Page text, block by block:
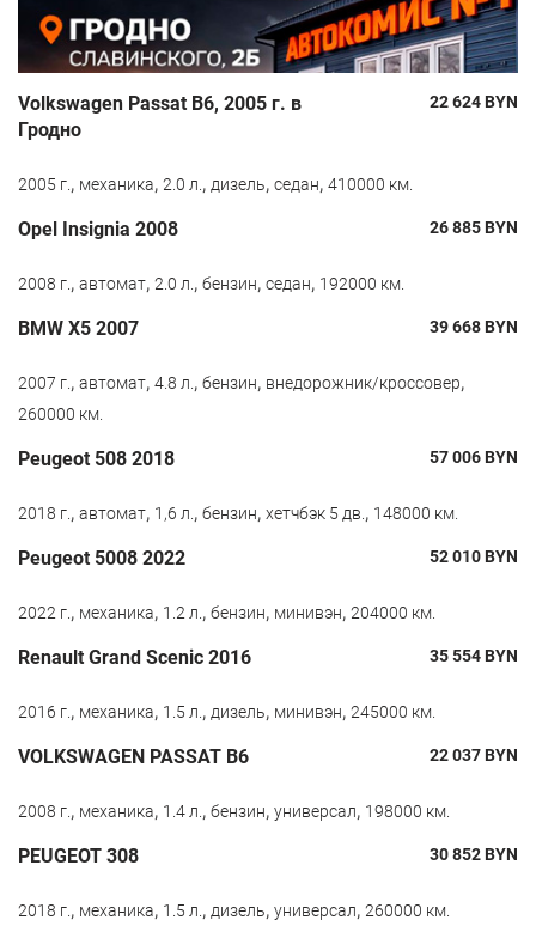
Volkswagen Passat B6, 2005 г. в
Гродно
22 624BYN
2005 г., механика, 2.0 л., дизель, седан, 410000 км.
Opel Insignia 2008 26 885BYN
2008 г., автомат, 2.0 л., бензин, седан, 192000 км.
BMW X5 2007 39 668BYN
2007 г., автомат, 4.8 л., бензин, внедорожник/кроссовер,
260000 км.
Peugeot 508 2018 57 006BYN
2018 г., автомат, 1,6 л., бензин, хетчбэк 5 дв., 148000 км.
Peugeot 5008 2022 52 010BYN
2022 г., механика, 1.2 л., бензин, минивэн, 204000 км.
Renault Grand Scenic 2016 35 554BYN
2016 г., механика, 1.5 л., дизель, минивэн, 245000 км.
VOLKSWAGEN PASSAT B6 22 037BYN
2008 г., механика, 1.4 л., бензин, универсал, 198000 км.
PEUGEOT 308 30 852BYN
2018 г., механика, 1.5 л., дизель, универсал, 260000 км.